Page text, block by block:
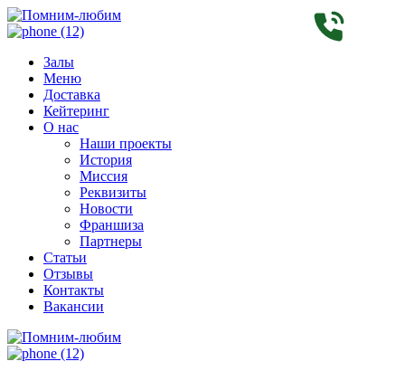
Залы
Меню
Доставка
Кейтеринг
О нас
Наши проекты
История
Миссия
Реквизиты
Новости
Франшиза
Партнеры
Статьи
Отзывы
Контакты
Вакансии